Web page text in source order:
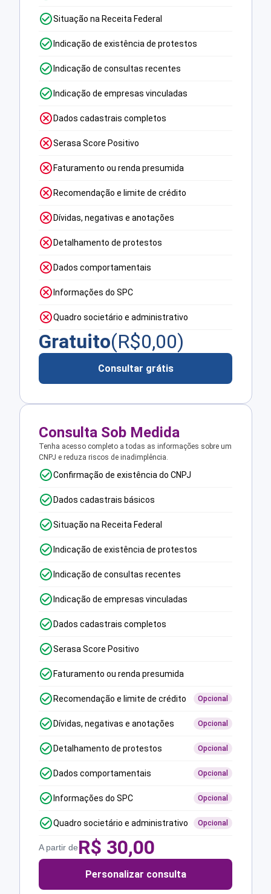
Situação na Receita Federal
Indicação de existência de protestos
Indicação de consultas recentes
Indicação de empresas vinculadas
Dados cadastrais completos
Serasa Score Positivo
Faturamento ou renda presumida
Recomendação e limite de crédito
Dívidas, negativas e anotações
Detalhamento de protestos
Dados comportamentais
Informações do SPC
Quadro societário e administrativo
Gratuito(R$0,00)
Consultar grátis
Consulta Sob Medida
Tenha acesso completo a todas as informações sobre um
CNPJ e reduza riscos de inadimplência.
Confirmação de existência do CNPJ
Dados cadastrais básicos
Situação na Receita Federal
Indicação de existência de protestos
Indicação de consultas recentes
Indicação de empresas vinculadas
Dados cadastrais completos
Serasa Score Positivo
Faturamento ou renda presumida
Recomendação e limite de crédito Opcional
Dívidas, negativas e anotações Opcional
Detalhamento de protestos Opcional
Dados comportamentais Opcional
Informações do SPC Opcional
Quadro societário e administrativo Opcional
A partir deR$ 30,00
Personalizar consulta